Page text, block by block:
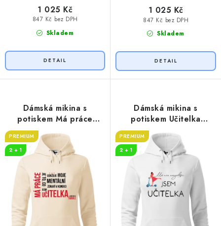
Skladem
847 Kč bez DPH
1 025 Kč
Skladem
847 Kč bez DPH
1 025 Kč
Dámská mikina s
potiskem Má práce
UČITELKA
PREMIUM
2 + 1
Dámská mikina s
potiskem Učitelka
koloběžka
PREMIUM
2 + 1